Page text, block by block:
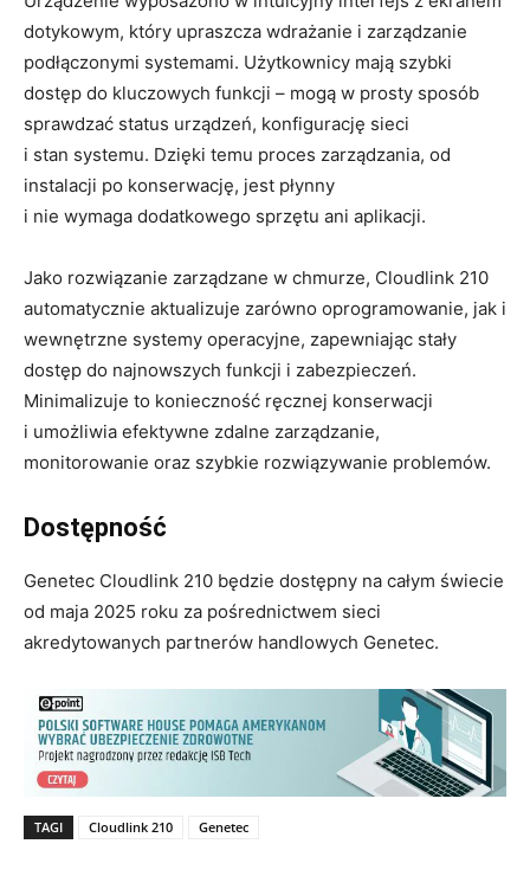
dotykowym, który upraszcza wdrażanie i zarządzanie
podłączonymi systemami. Użytkownicy mają szybki
dostęp do kluczowych funkcji – mogą w prosty sposób
sprawdzać status urządzeń, konfigurację sieci
i stan systemu. Dzięki temu proces zarządzania, od
instalacji po konserwację, jest płynny
i nie wymaga dodatkowego sprzętu ani aplikacji.
Jako rozwiązanie zarządzane w chmurze, Cloudlink 210
automatycznie aktualizuje zarówno oprogramowanie, jak i
wewnętrzne systemy operacyjne, zapewniając stały
dostęp do najnowszych funkcji i zabezpieczeń.
Minimalizuje to konieczność ręcznej konserwacji
i umożliwia efektywne zdalne zarządzanie,
monitorowanie oraz szybkie rozwiązywanie problemów.
Dostępność
Genetec Cloudlink 210 będzie dostępny na całym świecie
od maja 2025 roku za pośrednictwem sieci
akredytowanych partnerów handlowych Genetec.
TAGI Cloudlink 210 Genetec